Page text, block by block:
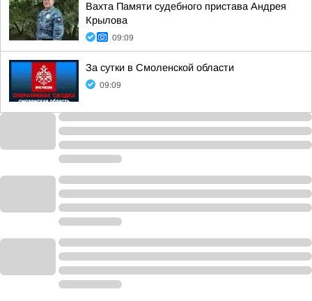
Вахта Памяти судебного пристава Андрея
Крылова
09:09
За сутки в Смоленской области
09:09